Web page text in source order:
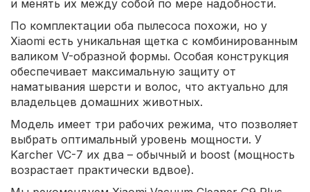
и менять их между собой по мере надобности.
По комплектации оба пылесоса похожи, но у
Xiaomi есть уникальная щетка с комбинированным
валиком V-образной формы. Особая конструкция
обеспечивает максимальную защиту от
наматывания шерсти и волос, что актуально для
владельцев домашних животных.
Модель имеет три рабочих режима, что позволяет
выбрать оптимальный уровень мощности. У
Karcher VC-7 их два – обычный и boost (мощность
возрастает практически вдвое).